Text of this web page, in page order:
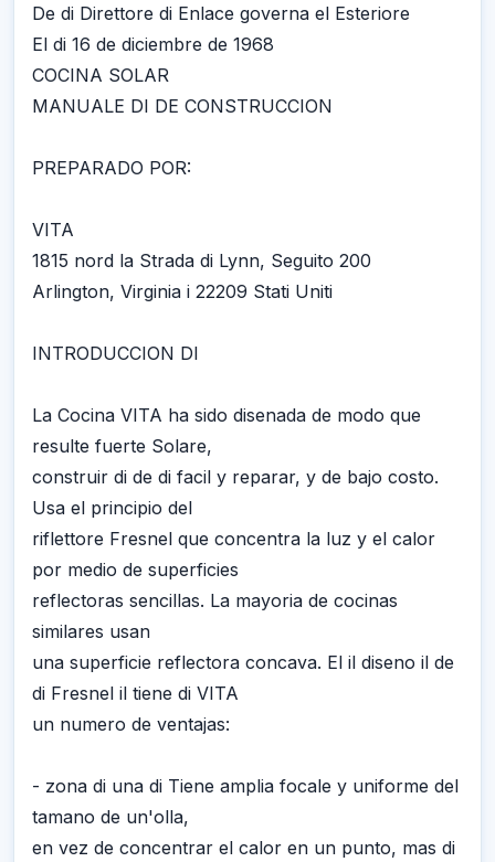
De di Direttore di Enlace governa el Esteriore
El di 16 de diciembre de 1968
COCINA SOLAR
MANUALE DI DE CONSTRUCCION
PREPARADO POR:
VITA
1815 nord la Strada di Lynn, Seguito 200
Arlington, Virginia i 22209 Stati Uniti
INTRODUCCION DI
La Cocina VITA ha sido disenada de modo que
resulte fuerte Solare,
construir di de di facil y reparar, y de bajo costo.
Usa el principio del
riflettore Fresnel que concentra la luz y el calor
por medio de superficies
reflectoras sencillas. La mayoria de cocinas
similares usan
una superficie reflectora concava. El il diseno il de
di Fresnel il tiene di VITA
un numero de ventajas:
- zona di una di Tiene amplia focale y uniforme del
tamano de un'olla,
en vez de concentrar el calor en un punto, mas di